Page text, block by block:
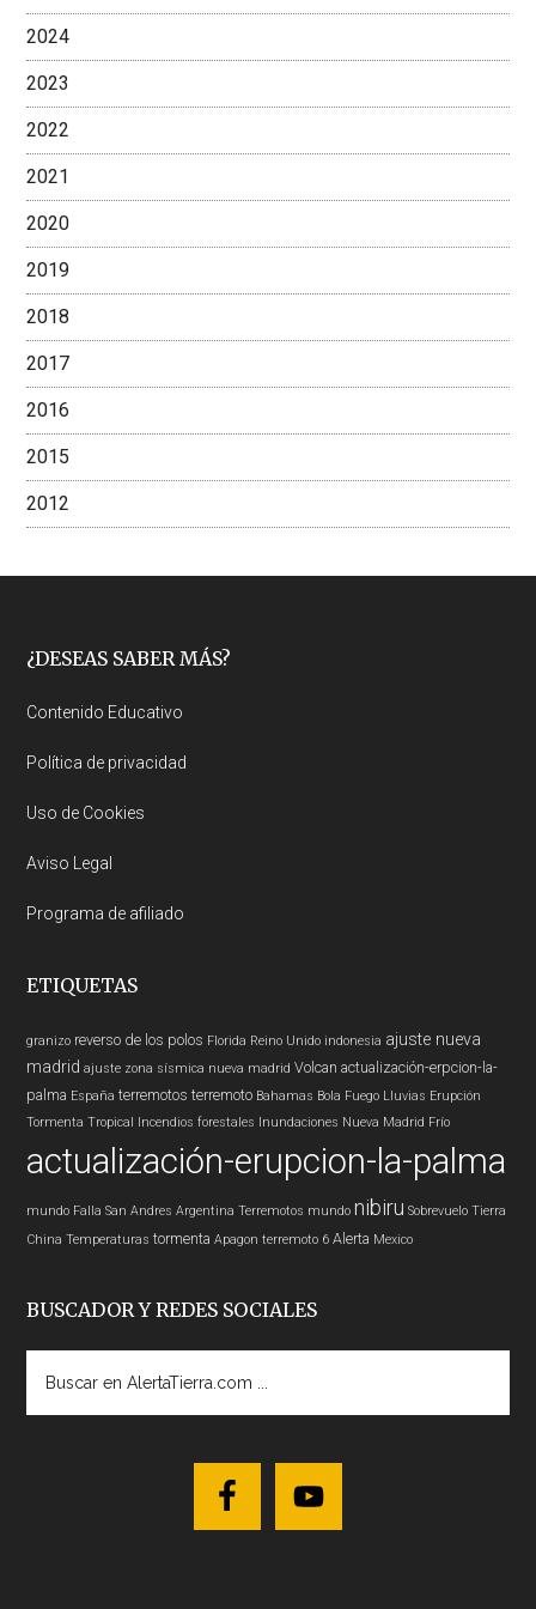
2024
2023
2022
2021
2020
2019
2018
2017
2016
2015
2012
Footer
¿DESEAS SABER MÁS?
Contenido Educativo
Política de privacidad
Uso de Cookies
Aviso Legal
Programa de afiliado
ETIQUETAS
granizo reverso de los polos Florida Reino Unido indonesia ajuste nueva
madrid ajuste zona sísmica nueva madrid Volcan actualización-erpcion-la-
palma España terremotos terremoto Bahamas Bola Fuego Lluvias Erupción
Tormenta Tropical Incendios forestales Inundaciones Nueva Madrid Frío
actualización-erupcion-la-palma
mundo Falla San Andres Argentina Terremotos mundo nibiru Sobrevuelo Tierra
China Temperaturas tormenta Apagon terremoto 6 Alerta Mexico
BUSCADOR Y REDES SOCIALES
AlertaTierra.com